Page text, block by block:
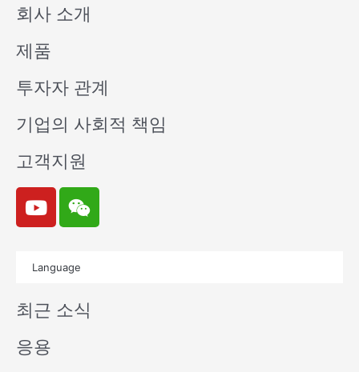
회사 소개
제품
투자자 관계
기업의 사회적 책임
고객지원
Y
o
u
e
W
e
i
n
Language
최근 소식
응용